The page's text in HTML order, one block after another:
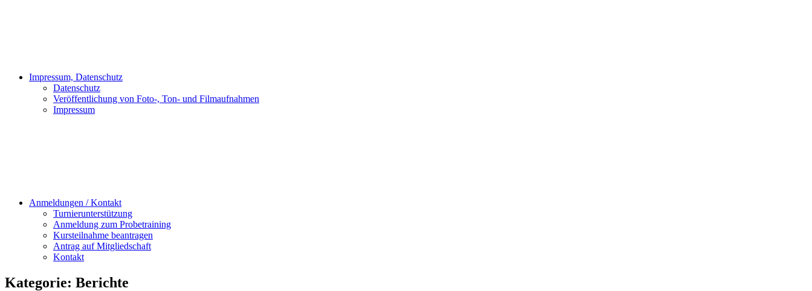
Impressum, Datenschutz
Datenschutz
Veröffentlichung von Foto-, Ton- und Filmaufnahmen
Impressum
Anmeldungen / Kontakt
Turnierunterstützung
Anmeldung zum Probetraining
Kursteilnahme beantragen
Antrag auf Mitgliedschaft
Kontakt
Kategorie: Berichte